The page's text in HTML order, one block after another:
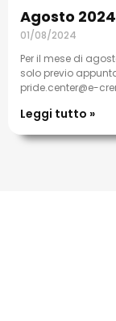
Agosto 2024
01/08/2024
Per il mese di
solo previo
pride.center@e-
Leggi tutto »